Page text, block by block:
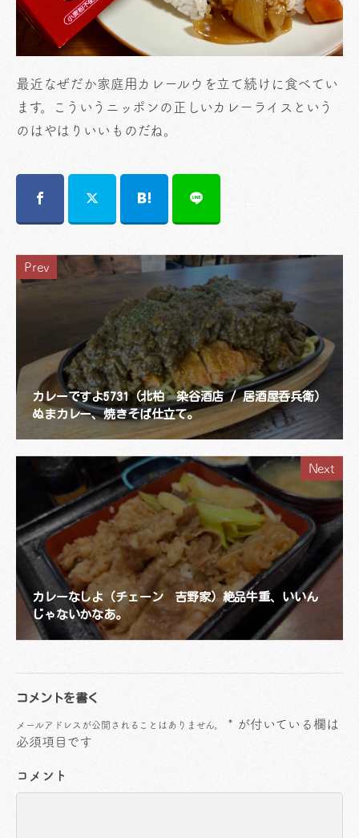
最近なぜだか家庭用カレールウを立て続けに食べてい
ます。こういうニッポンの正しいカレーライスという
のはやはりいいものだね。
Prev
カレーですよ5731（北柏 染谷酒店 / 居酒屋呑兵衛）
ぬまカレー、焼きそば仕立て。
Next
カレーなしよ（チェーン 吉野家）絶品牛重、いいん
じゃないかなあ。
コメントを書く
メールアドレスが公開されることはありません。 * が付いている欄は
必須項目です
コメント